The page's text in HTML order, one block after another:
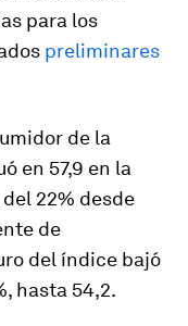
para los
preliminares
de la
en 57,9 en la
22% desde
de
del índice bajó
hasta 54,2.